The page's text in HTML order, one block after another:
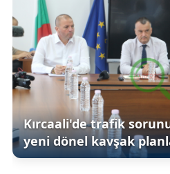
Kırcaali'de trafik
yeni dönel kavşak